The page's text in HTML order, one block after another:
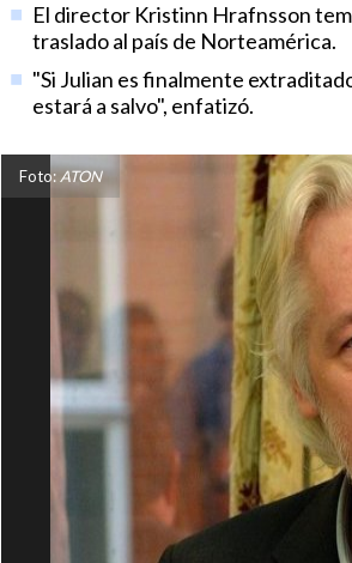
El director Kristinn Hrafnsson
traslado al país de Norteamérica.
"Si Julian es finalmente
estará a salvo", enfatizó.
Foto: ATON